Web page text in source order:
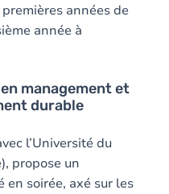
années de
année à
management et
durable
l’Université du
propose un
en soirée, axé sur les